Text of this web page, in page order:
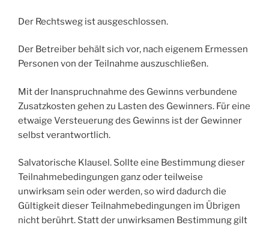
Der Rechtsweg ist ausgeschlossen.
Der Betreiber behält sich vor, nach eigenem Ermessen
Personen von der Teilnahme auszuschließen.
Mit der Inanspruchnahme des Gewinns verbundene
Zusatzkosten gehen zu Lasten des Gewinners. Für eine
etwaige Versteuerung des Gewinns ist der Gewinner
selbst verantwortlich.
Salvatorische Klausel. Sollte eine Bestimmung dieser
Teilnahmebedingungen ganz oder teilweise
unwirksam sein oder werden, so wird dadurch die
Gültigkeit dieser Teilnahmebedingungen im Übrigen
nicht berührt. Statt der unwirksamen Bestimmung gilt